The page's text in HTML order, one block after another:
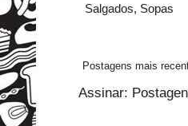
Salgados, Sopas
Postagens mais
Assinar: